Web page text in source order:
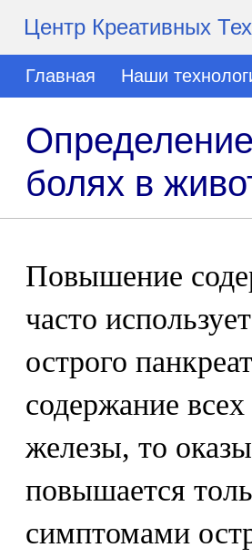
Центр Креативных
Главная Наши
болях в
Повышение
часто
острого
содержание
железы, то
повышается
симптомами